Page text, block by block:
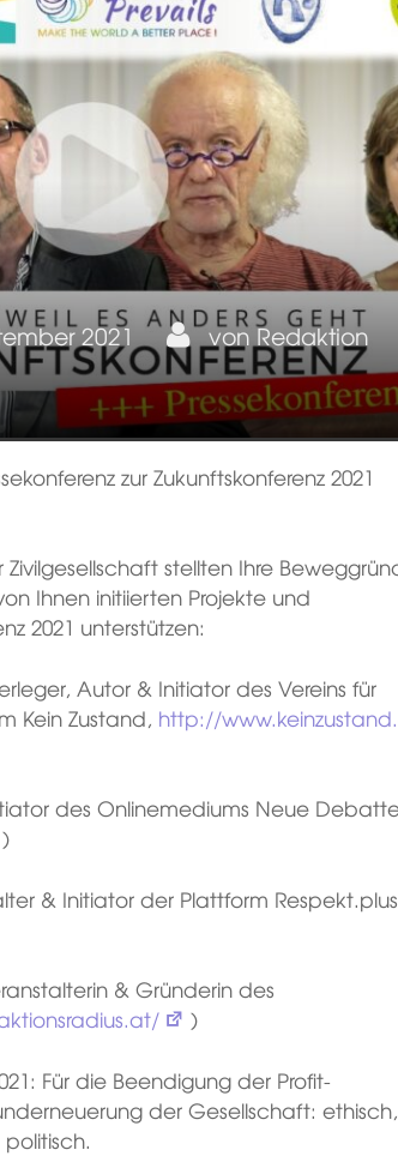
2021 vonRedaktion
zur Zukunftskonferenz 2021
stellten Ihre
Ihnen initiierten Projekte und
2021 unterstützen:
Autor & Initiator des Vereins für
Kein Zustand, http://
des Onlinemediums Neue
)
& Initiator der Plattform
& Gründerin des
)
Für die Beendigung der Profit-
der Gesellschaft: ethisch,